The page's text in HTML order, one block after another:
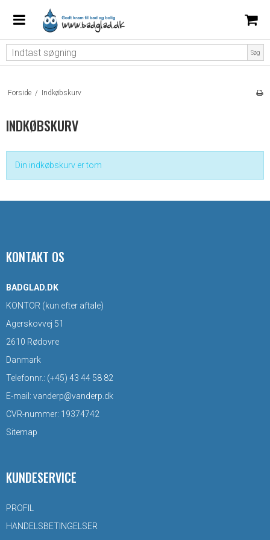
Søg
Forside / Indkøbskurv
INDKØBSKURV
Din indkøbskurv er tom
KONTAKT OS
BADGLAD.DK
KONTOR (kun efter aftale)
Agerskovvej 51
2610 Rødovre
Danmark
Telefonnr.: (+45) 43 44 58 82
E-mail : vanderp@vanderp.dk
CVR-nummer: 19374742
Sitemap
KUNDESERVICE
PROFIL
HANDELSBETINGELSER